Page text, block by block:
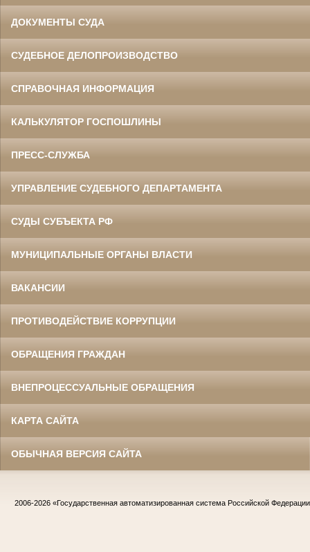
ДОКУМЕНТЫ СУДА
СУДЕБНОЕ ДЕЛОПРОИЗВОДСТВО
СПРАВОЧНАЯ ИНФОРМАЦИЯ
КАЛЬКУЛЯТОР ГОСПОШЛИНЫ
ПРЕСС-СЛУЖБА
УПРАВЛЕНИЕ СУДЕБНОГО ДЕПАРТАМЕНТА
СУДЫ СУБЪЕКТА РФ
МУНИЦИПАЛЬНЫЕ ОРГАНЫ ВЛАСТИ
ВАКАНСИИ
ПРОТИВОДЕЙСТВИЕ КОРРУПЦИИ
ОБРАЩЕНИЯ ГРАЖДАН
ВНЕПРОЦЕССУАЛЬНЫЕ ОБРАЩЕНИЯ
КАРТА САЙТА
ОБЫЧНАЯ ВЕРСИЯ САЙТА
2006-2026 «Государственная автоматизированная система Российской